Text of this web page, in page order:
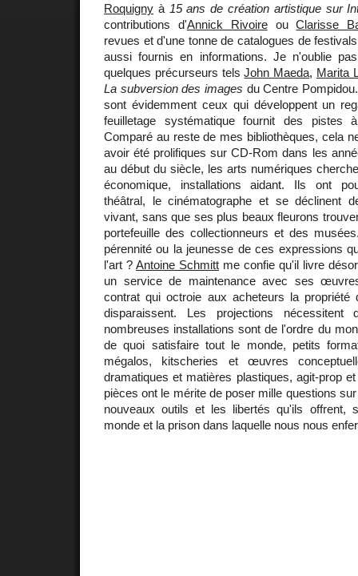
Roquigny à 15 ans de création artistique sur
contributions d'Annick RivoireouClarisse
revues et d'une tonne de catalogues de
aussi fournis en informations. Je n'oublie
quelques précurseurs telsJohn Maeda, Marita
La subversion des images du Centre
sont évidemment ceux qui développent un
feuilletage systématique fournit des
Comparé au reste de mes bibliothèques, cela
avoir été prolifiques sur CD-Rom dans les
au début du siècle, les arts numériques
économique, installations aidant. Ils ont
théâtral, le cinématographe et se déclinent
vivant, sans que ses plus beaux fleurons
portefeuille des collectionneurs et des
pérennité ou la jeunesse de ces expressions
l'art ? Antoine Schmitt me confie qu'il livre
un service de maintenance avec ses
contrat qui octroie aux acheteurs la
disparaissent. Les projections
nombreuses installations sont de l'ordre du
de quoi satisfaire tout le monde, petits
mégalos, kitscheries et œuvres
dramatiques et matières plastiques, agit-prop
pièces ont le mérite de poser mille questions
nouveaux outils et les libertés qu'ils offrent,
monde et la prison dans laquelle nous nous